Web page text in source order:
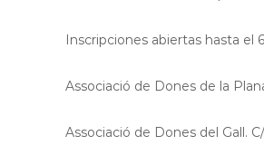
o
e
a
Inscripciones abiertas hasta el
Associació de Dones de la
Associació de Dones del Gall.